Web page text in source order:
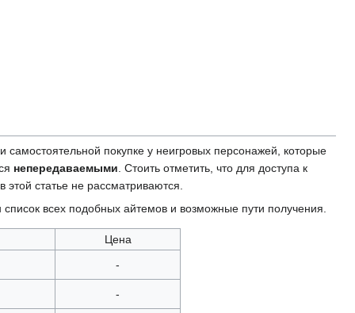
покупке у неигровых персонажей, которые
непередаваемыми . Стоить отметить, что для доступа к
статье не рассматриваются.
всех подобных айтемов и возможные пути получения.
Цена
-
-